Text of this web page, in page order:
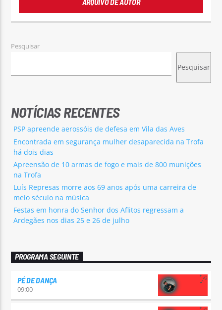
Pesquisar
Pesquisar
NOTÍCIAS RECENTES
PSP apreende aerossóis de defesa em Vila das Aves
Encontrada em segurança mulher desaparecida na Trofa
há dois dias
Apreensão de 10 armas de fogo e mais de 800 munições
na Trofa
Luís Represas morre aos 69 anos após uma carreira de
meio século na música
Festas em honra do Senhor dos Aflitos regressam a
Ardegães nos dias 25 e 26 de julho
PROGRAMA SEGUINTE
PÉ DE DANÇA
09:00